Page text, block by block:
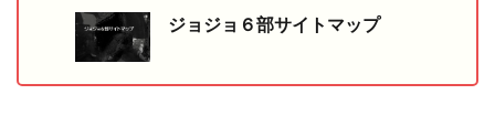
ジョジョ６部サイトマップ